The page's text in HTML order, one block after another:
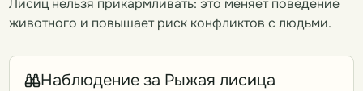
Лисиц нельзя прикармливать: это меняет поведение
животного и повышает риск конфликтов с людьми.
Наблюдение за Рыжая лисица